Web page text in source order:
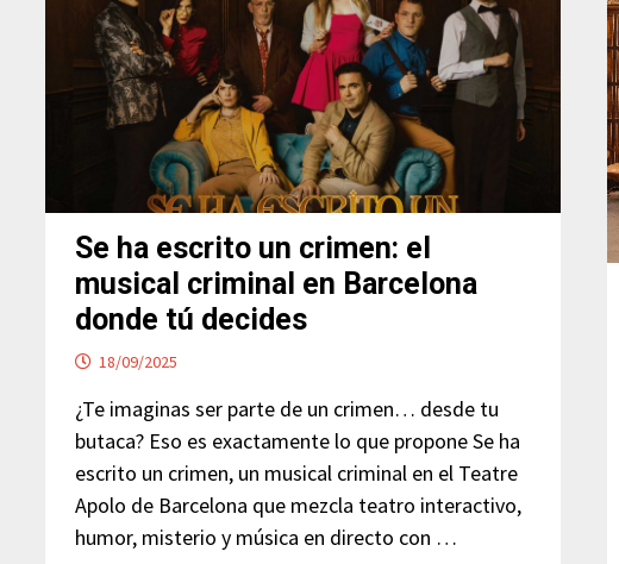
Se ha escrito un crimen: el
musical criminal en Barcelona
donde tú decides
18/09/2025
¿Te imaginas ser parte de un crimen… desde tu
butaca? Eso es exactamente lo que propone Se ha
escrito un crimen, un musical criminal en el Teatre
Apolo de Barcelona que mezcla teatro interactivo,
humor, misterio y música en directo con …